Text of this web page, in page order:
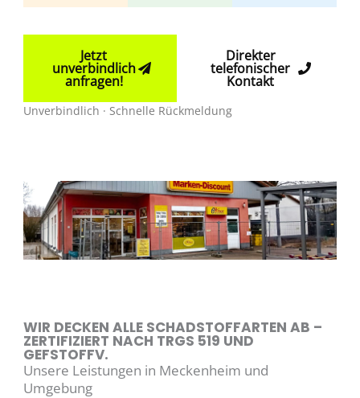
Jetzt
unverbindlich
anfragen!
Direkter
telefonischer
Kontakt
Unverbindlich · Schnelle Rückmeldung
WIR DECKEN ALLE SCHADSTOFFARTEN AB –
ZERTIFIZIERT NACH TRGS 519 UND
GEFSTOFFV.
Unsere Leistungen in Meckenheim und
Umgebung